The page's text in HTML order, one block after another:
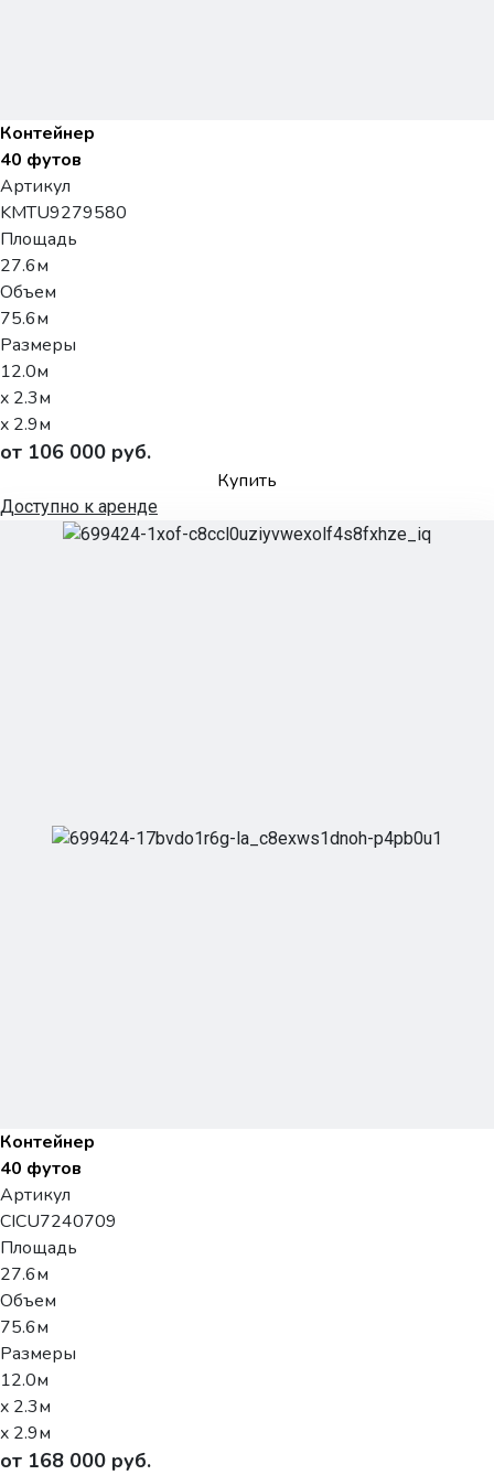
Контейнер
40 футов
Артикул
KMTU9279580
Площадь
27.6м
Объем
75.6м
Размеры
12.0м
x 2.3м
x 2.9м
от 106 000 руб.
Купить
Доступно к аренде
Контейнер
40 футов
Артикул
CICU7240709
Площадь
27.6м
Объем
75.6м
Размеры
12.0м
x 2.3м
x 2.9м
от 168 000 руб.